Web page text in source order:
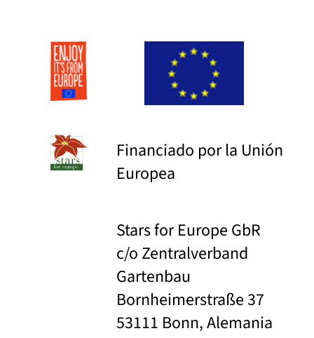
Financiado por la Unión
Europea
Stars for Europe GbR
c/o Zentralverband
Gartenbau
Bornheimerstraße 37
53111 Bonn, Alemania